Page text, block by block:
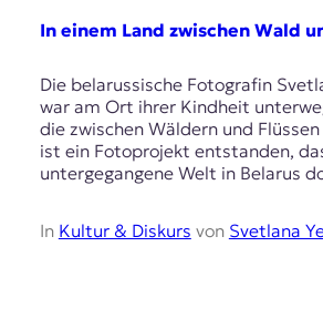
In einem Land zwischen Wald
Die belarussische Fotografin
war am Ort ihrer Kindheit
die zwischen Wäldern und
ist ein Fotoprojekt entstanden,
untergegangene Welt in Belarus
In Kultur & Diskurs von Svetlana